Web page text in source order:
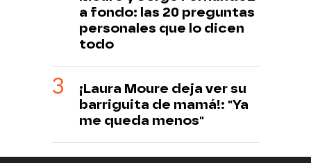
a fondo: las 20 preguntas
personales que lo dicen
todo
¡Laura Moure deja ver su
barriguita de mamá!: "Ya
me queda menos"